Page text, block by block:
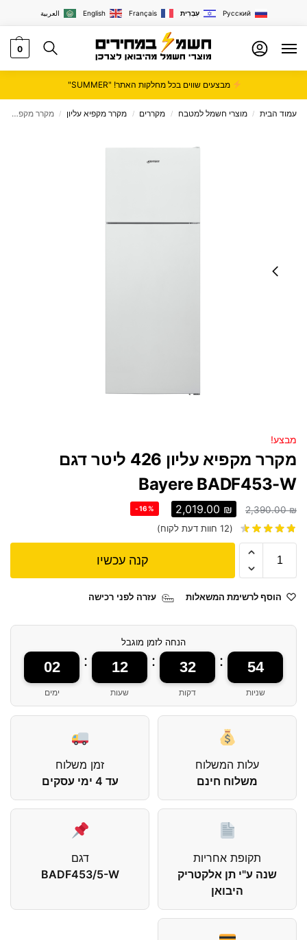
العربية English Français עִבְרִית Русский
0
מבצעים שווים בכל מחלקות האתר! "SUMMER"
עמוד הבית / מוצרי חשמל למטבח / מקררים / מקרר מקפיא עליון / מקרר מקפיא עליון 426 ליטר דגם Bayere BADF453-W
מבצע!
מקרר מקפיא עליון 426 ליטר דגם
Bayere BADF453-W
2,390.00₪
2,019.00 ₪
-16%
(
12 חוות דעת לקוח)
קנה עכשיו
הוסף לרשימת המשאלות עזרה לפני רכישה
הנחה לזמן מוגבל
02
ימים
: 12
שעות
: 32
דקות
: 54
שניות
עלות המשלוח
משלוח חינם
זמן משלוח
עד 4 ימי עסקים
תקופת אחריות
שנה ע"י תן אלקטריק
היבואן
דגם
BADF453/5-W